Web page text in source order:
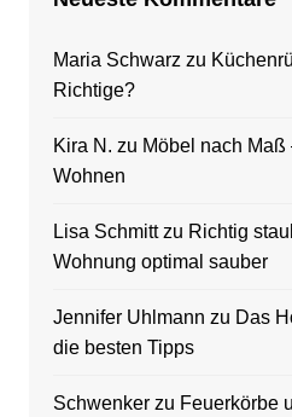
Maria Schwarzzu
Richtige?
Kira N. zu Möbel nach
Wohnen
Lisa Schmittzu Richtig
Wohnung optimal sauber
Jennifer Uhlmann zu Das
die besten Tipps
Schwenkerzu Feuerkörbe